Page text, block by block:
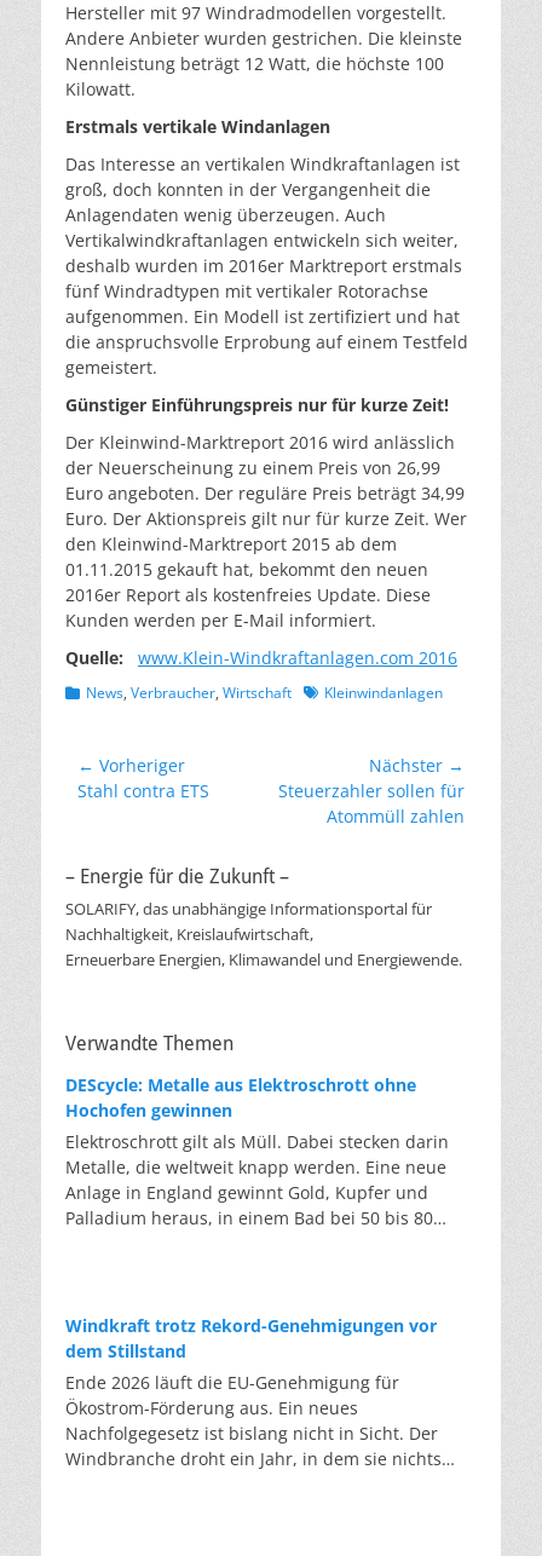
Hersteller mit 97 Windradmodellen vorgestellt.
Andere Anbieter wurden gestrichen. Die kleinste
Nennleistung beträgt 12 Watt, die höchste 100
Kilowatt.
Erstmals vertikale Windanlagen
Das Interesse an vertikalen Windkraftanlagen ist
groß, doch konnten in der Vergangenheit die
Anlagendaten wenig überzeugen. Auch
Vertikalwindkraftanlagen entwickeln sich weiter,
deshalb wurden im 2016er Marktreport erstmals
fünf Windradtypen mit vertikaler Rotorachse
aufgenommen. Ein Modell ist zertifiziert und hat
die anspruchsvolle Erprobung auf einem Testfeld
gemeistert.
Günstiger Einführungspreis nur für kurze Zeit!
Der Kleinwind-Marktreport 2016 wird anlässlich
der Neuerscheinung zu einem Preis von 26,99
Euro angeboten. Der reguläre Preis beträgt 34,99
Euro. Der Aktionspreis gilt nur für kurze Zeit. Wer
den Kleinwind-Marktreport 2015 ab dem
01.11.2015 gekauft hat, bekommt den neuen
2016er Report als kostenfreies Update. Diese
Kunden werden per E-Mail informiert.
Quelle:
www.Klein-Windkraftanlagen.com 2016
Kategorien
News, Verbraucher, Wirtschaft Schlagworte
Kleinwindanlagen
Beitragsnavigation
← Vorheriger
Vorheriger
Stahl contra ETS
Nächster →
Nächster
Beitrag:
Steuerzahler sollen für
Atommüll zahlen
– Energie für die Zukunft –
SOLARIFY, das unabhängige Informationsportal für
Nachhaltigkeit, Kreislaufwirtschaft,
Erneuerbare Energien, Klimawandel und Energiewende.
Verwandte Themen
DEScycle: Metalle aus Elektroschrott ohne
Hochofen gewinnen
Elektroschrott gilt als Müll. Dabei stecken darin
Metalle, die weltweit knapp werden. Eine neue
Anlage in England gewinnt Gold, Kupfer und
Palladium heraus, in einem Bad bei 50 bis 80
tausend Grad ein. Energieintensiv und nur im
industriellen Großmaßstab möglich. Das Londoner
Start-up DEScycle hat im englischen Teesside eine
Demonstrationsanlage eröffnet, die ohne diese
Hitze auskommt: Ein chemisches Bad löst die
Metalle bei 50 bis 80 Grad heraus, statt sie
einzuschmelzen. Das Verfahren heißt Iono-
Windkraft trotz Rekord-Genehmigungen vor
dem Stillstand
Ende 2026 läuft die EU-Genehmigung für
Ökostrom-Förderung aus. Ein neues
Nachfolgegesetz ist bislang nicht in Sicht. Der
Windbranche droht ein Jahr, in dem sie nichts